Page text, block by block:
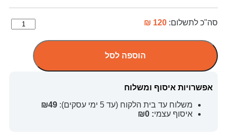
סה"כ לתשלום: 120 ₪
הוספה לסל
אפשרויות איסוף ומשלוח
משלוח עד בית הלקוח (עד 5 ימי עסקים):
איסוף עצמי: ₪0